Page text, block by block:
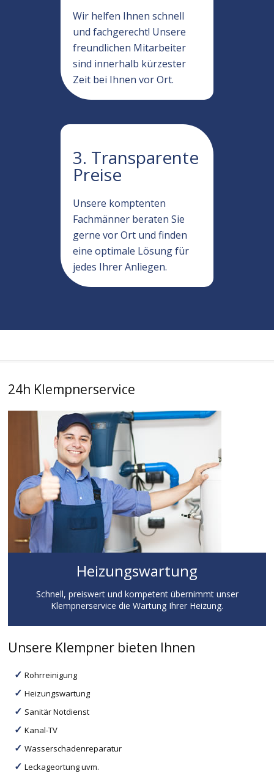
Wir helfen Ihnen schnell
und fachgerecht! Unsere
freundlichen Mitarbeiter
sind innerhalb kürzester
Zeit bei Ihnen vor Ort.
3. Transparente
Preise
Unsere komptenten
Fachmänner beraten Sie
gerne vor Ort und finden
eine optimale Lösung für
jedes Ihrer Anliegen.
24h Klempnerservice
Heizungswartung
Schnell, preiswert und kompetent übernimmt unser
Klempnerservice die Wartung Ihrer Heizung.
Unsere Klempner bieten Ihnen
Rohrreinigung
Heizungswartung
Sanitär Notdienst
Kanal-TV
Wasserschadenreparatur
Leckageortung uvm.